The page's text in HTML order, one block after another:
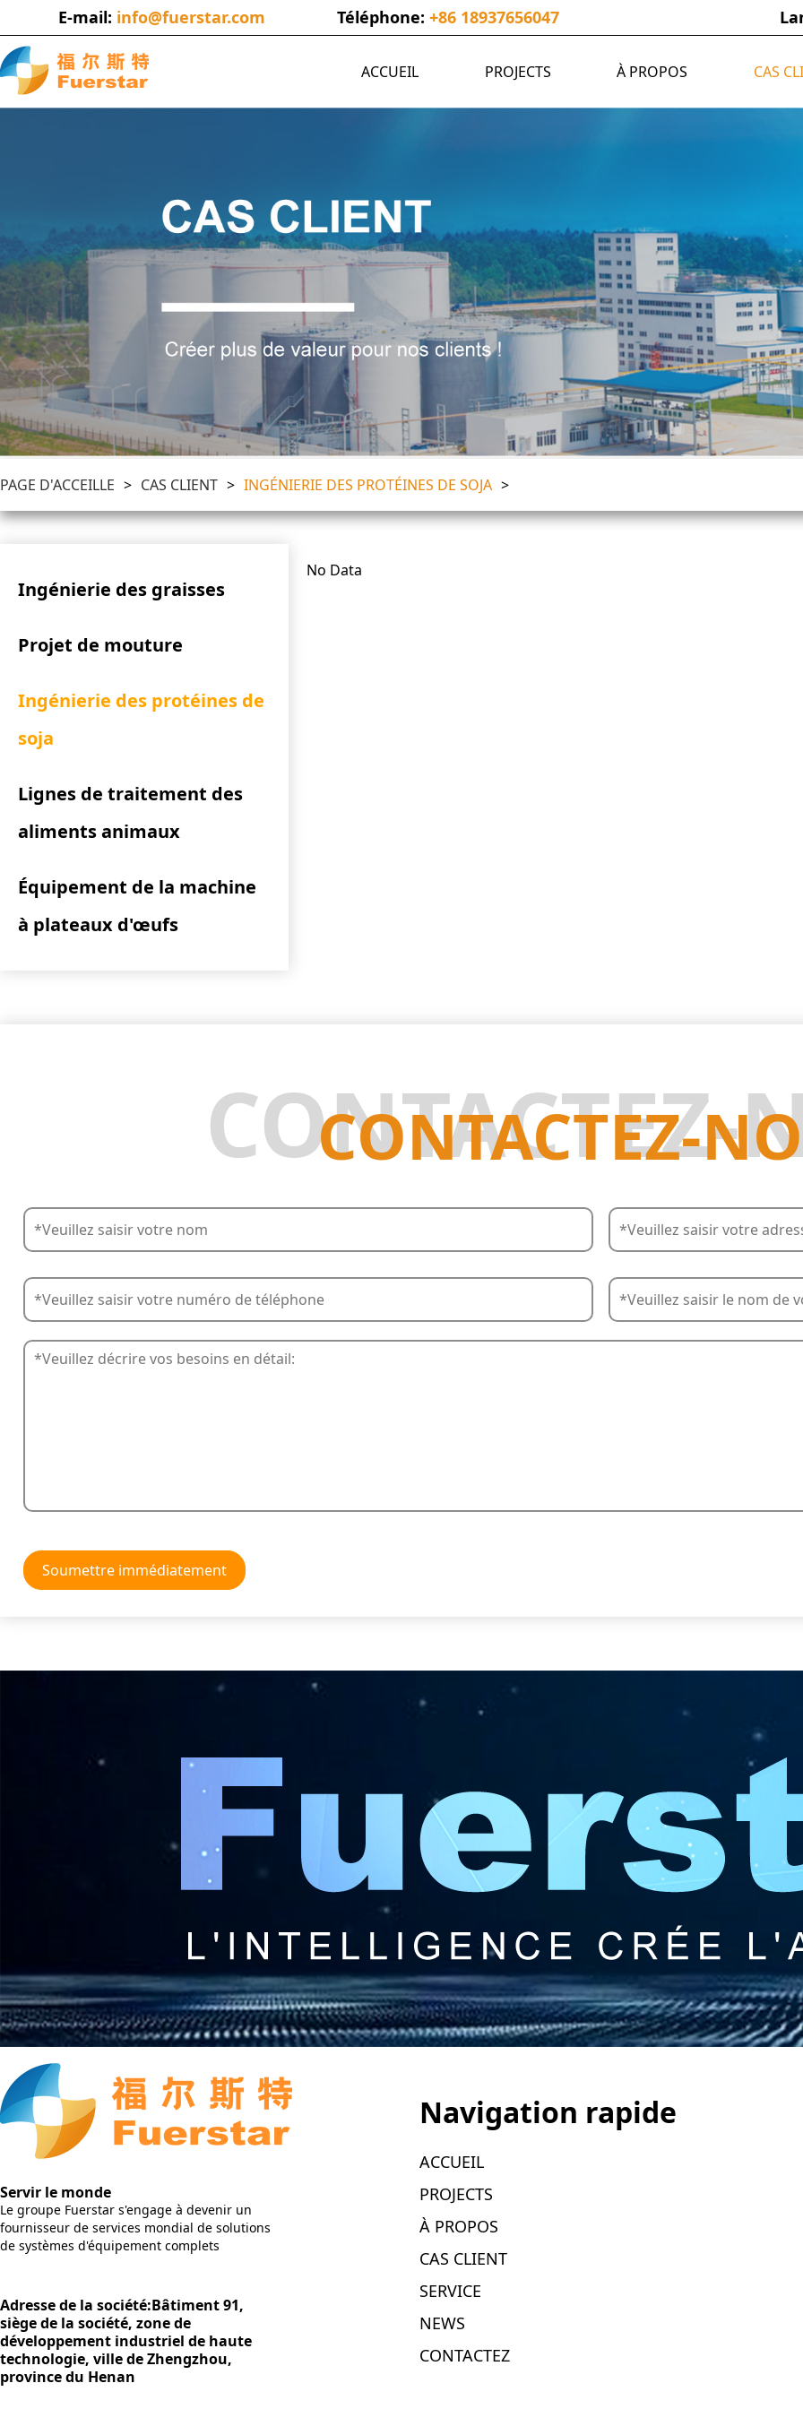
E-mail: info@fuerstar.com Téléphone: +86 18937656047
ACCUEIL PROJECTS À PROPOS CAS
PAGE D'ACCEILLE > CAS CLIENT > INGÉNIERIE DES PROTÉINES DE SOJA >
Ingénierie des graisses
Projet de mouture
Ingénierie des protéines de
soja
Lignes de traitement des
aliments animaux
Équipement de la machine
à plateaux d'œufs
No Data
CONTACTEZ-
CONTACTEZ-
Soumettre immédiatement
Servir le monde
Le groupe Fuerstar s'engage à devenir un
fournisseur de services mondial de solutions
de systèmes d'équipement complets
Adresse de la société:Bâtiment 91,
siège de la société, zone de
développement industriel de haute
technologie, ville de Zhengzhou,
province du Henan
navigation rapide
ACCUEIL
PROJECTS
À PROPOS
CAS CLIENT
SERVICE
NEWS
CONTACTEZ